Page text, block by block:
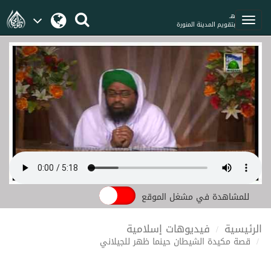
هـ
بتقويم المدينة المنورة
للمشاهدة في مشغل الموقع
الرئيسية فيديوهات إسلامية
قصة مكيدة الشيطان حينما ظهر للجيلاني